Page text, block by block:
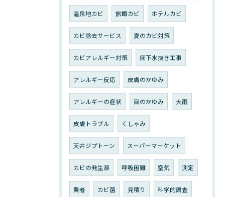
温泉地カビ 旅館カビ ホテルカビ
カビ除去サービス 夏のカビ対策
カビアレルギー対策 床下水抜き工事
アレルギー反応 皮膚のかゆみ
アレルギーの症状 目のかゆみ 大雨
皮膚トラブル くしゃみ
天井ジプトーン スーパーマーケット
カビの発生源 呼吸困難 空気 測定
業者 カビ菌 見積り 科学的調査